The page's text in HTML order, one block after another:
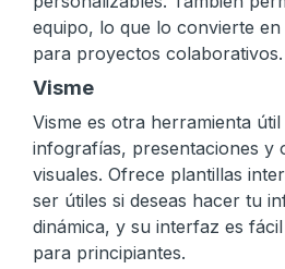
equipo, lo que lo convierte
para proyectos colaborativos.
Visme
Visme es otra herramienta
infografías, presentaciones y
visuales. Ofrece plantillas
ser útiles si deseas hacer tu
dinámica, y su interfaz es
para principiantes.